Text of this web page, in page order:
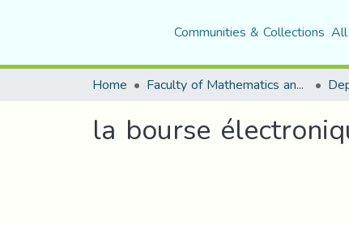
Communities & Collections
Home Faculty of Mathematics and Computer Science
la bourse